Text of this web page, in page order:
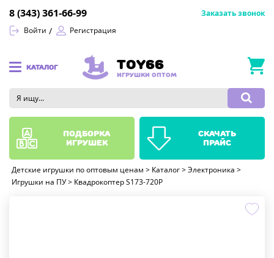
Войти Регистрация
8 (343) 361-66-99 Заказать звонок
КАТАЛОГ TOY66
ИГРУШКИ ОПТОМ
Детские игрушки по оптовым ценам > Каталог > Электроника >
Игрушки на ПУ> Квадрокоптер S173-720P
подборка
игрушек
скачать
прайс